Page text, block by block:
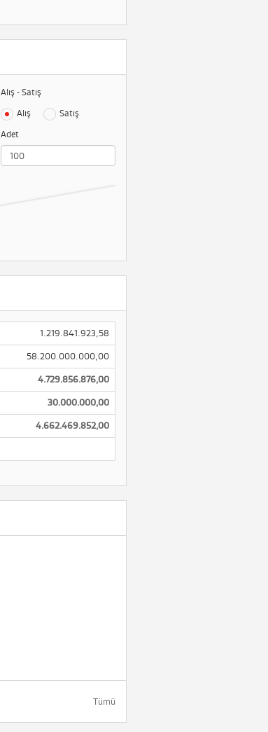
Alış - Satış
Alış
Satış
Adet
1.219.841.923,58
58.200.000.000,00
4.729.856.876,00
30.000.000,00
4.662.469.852,00
Tümü